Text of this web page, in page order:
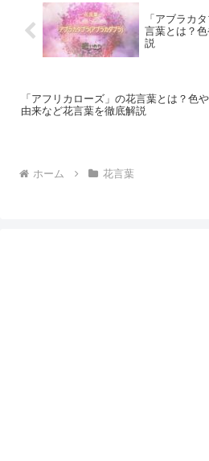
「アブラカ
言葉とは？
説
「アフリカローズ」の花言葉とは？色や
由来など花言葉を徹底解説
ホーム 花言葉